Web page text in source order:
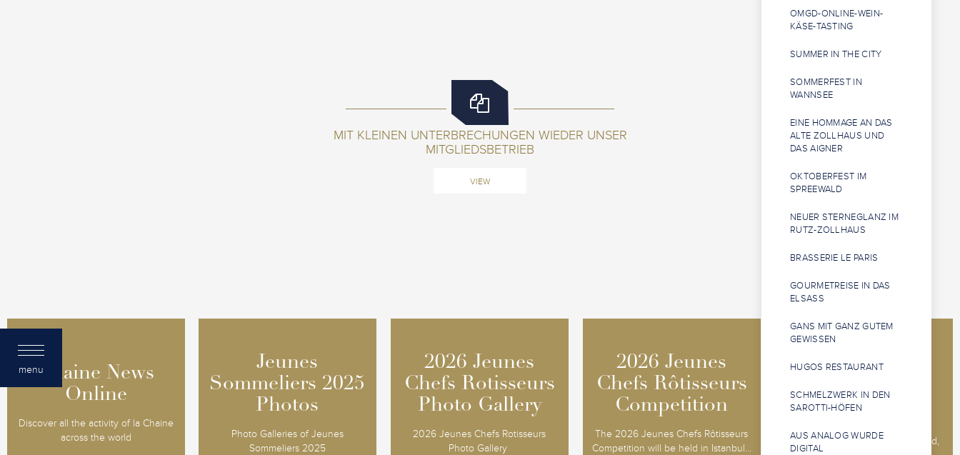
menu
MIT KLEINEN UNTERBRECHUNGEN WIEDER UNSER
MITGLIEDSBETRIEB
VIEW
OMGD-ONLINE-WEIN-
KÄSE-TASTING
SUMMER IN THE CITY
SOMMERFEST IN
WANNSEE
EINE HOMMAGE AN DAS
ALTE ZOLLHAUS UND
DAS AIGNER
OKTOBERFEST IM
SPREEWALD
NEUER STERNEGLANZ IM
RUTZ-ZOLLHAUS
BRASSERIE LE PARIS
GOURMETREISE IN DAS
ELSASS
GANS MIT GANZ GUTEM
GEWISSEN
HUGOS RESTAURANT
SCHMELZWERK IN DEN
SAROTTI-HÖFEN
AUS ANALOG WURDE
DIGITAL
Chaine News
Online
Discover all the activity of la Chaine
across the world
Chaine News
Online
Jeunes
Sommeliers 2025
Photos
Photo Galleries of Jeunes
Sommeliers 2025
Jeunes
Sommeliers 2025
Photos
2026 Jeunes
Chefs Rotisseurs
Photo Gallery
2026 Jeunes Chefs Rotisseurs
Photo Gallery
2026 Jeunes
Chefs Rotisseurs
Photo Gallery
2026 Jeunes
Chefs Rôtisseurs
Competition
The 2026 Jeunes Chefs Rôtisseurs
Competition will be held in Istanbul...
2026 Jeunes
Chefs Rôtisseurs
Competition
Competition
Competition will be held in Båstad,
Competition